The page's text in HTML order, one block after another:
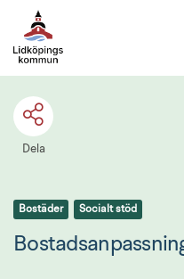
Dela
Bostäder Socialt stöd